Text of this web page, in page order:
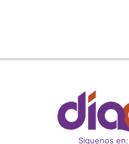
Siguenos en: